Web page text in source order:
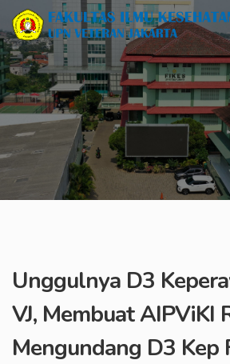
Unggulnya D3
VJ, Membuat AIPViKI
Mengundang D3 Kep